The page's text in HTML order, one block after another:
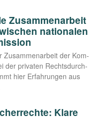
Zusammenarbeit
nationalen
Zusam­men­ar­beit der Kom­
der pri­va­ten Rechts­durch­
hier Erfah­run­gen aus
Klare